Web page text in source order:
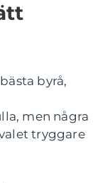
byrå,
men några
tryggare